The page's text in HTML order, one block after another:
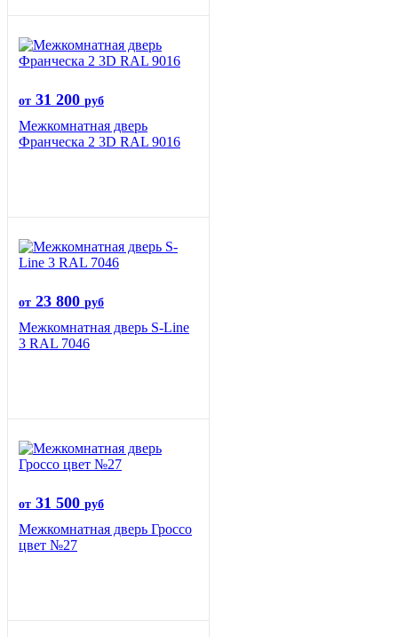
от 31 200 руб
Межкомнатная дверь
Франческа 2 3D RAL 9016
от 23 800 руб
Межкомнатная дверь S-Line
3 RAL 7046
от 31 500 руб
Межкомнатная дверь Гроссо
цвет №27